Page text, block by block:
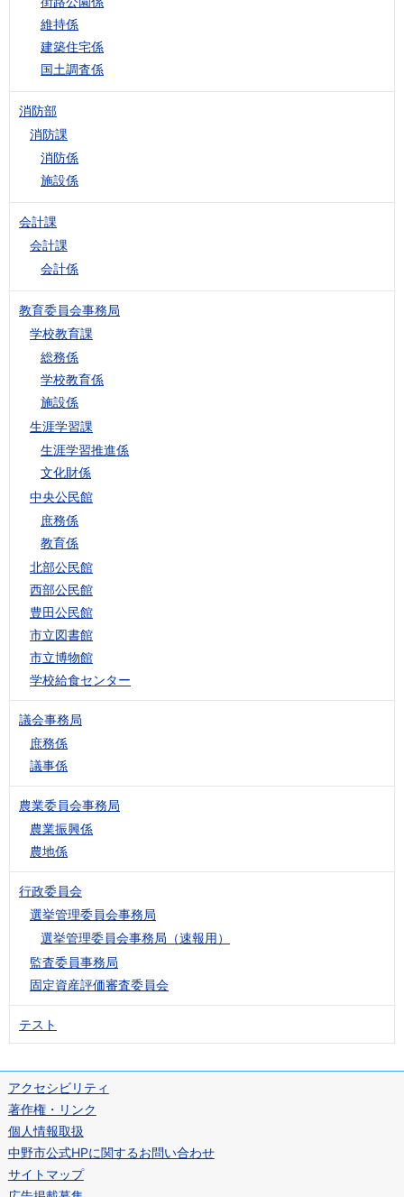
維持係
建築住宅係
国土調査係
消防部
消防課
消防係
施設係
会計課
会計課
会計係
教育委員会事務局
学校教育課
総務係
学校教育係
施設係
生涯学習課
生涯学習推進係
文化財係
中央公民館
庶務係
教育係
北部公民館
西部公民館
豊田公民館
市立図書館
市立博物館
学校給食センター
議会事務局
庶務係
議事係
農業委員会事務局
農業振興係
農地係
行政委員会
選挙管理委員会事務局
選挙管理委員会事務局（速報用）
監査委員事務局
固定資産評価審査委員会
テスト
アクセシビリティ
著作権・リンク
個人情報取扱
中野市公式HPに関するお問い合わせ
サイトマップ